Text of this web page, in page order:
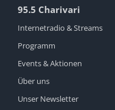
95.5 Charivari
Internetradio & Streams
Programm
Events & Aktionen
Über uns
Unser Newsletter